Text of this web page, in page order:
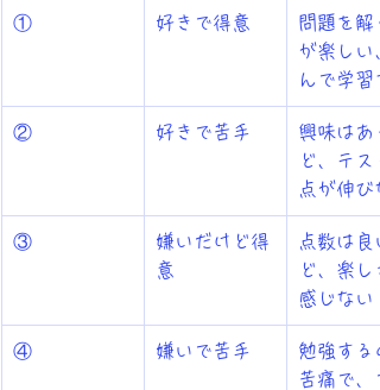
① 好きで得意
問題を解
が楽しい
んで学習
② 好きで苦手
興味はあ
ど、テス
点が伸び
③
嫌いだけど得
意
点数は良
ど、楽し
感じない
④ 嫌いで苦手
勉強する
苦痛で、